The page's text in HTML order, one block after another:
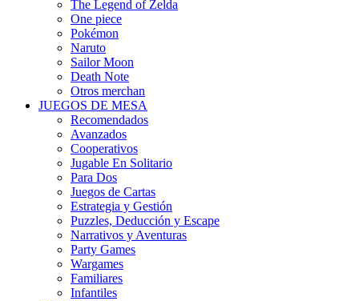
The Legend of Zelda
One piece
Pokémon
Naruto
Sailor Moon
Death Note
Otros merchan
JUEGOS DE MESA
Recomendados
Avanzados
Cooperativos
Jugable En Solitario
Para Dos
Juegos de Cartas
Estrategia y Gestión
Puzzles, Deducción y Escape
Narrativos y Aventuras
Party Games
Wargames
Familiares
Infantiles